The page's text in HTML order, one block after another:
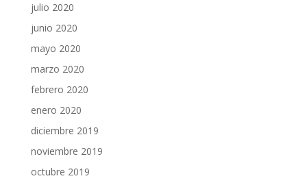
julio 2020
junio 2020
mayo 2020
marzo 2020
febrero 2020
enero 2020
diciembre 2019
noviembre 2019
octubre 2019